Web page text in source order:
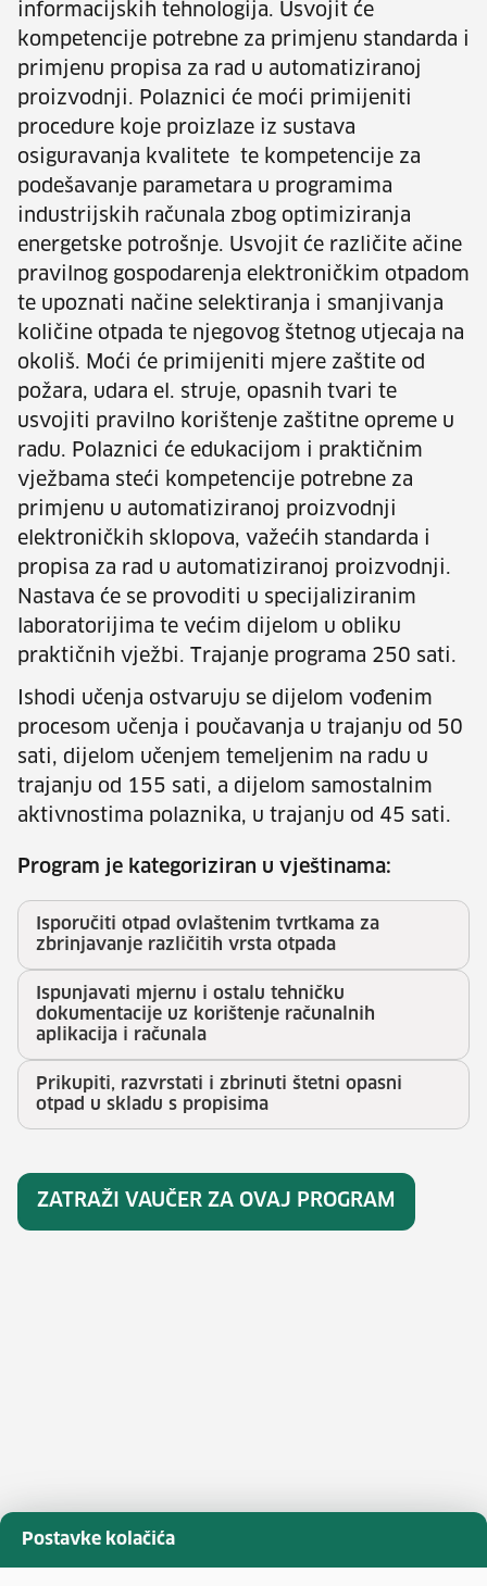
Postavke kolačića
informacijskih tehnologija. Usvojit će
kompetencije potrebne za primjenu standarda i
primjenu propisa za rad u automatiziranoj
proizvodnji. Polaznici će moći primijeniti
procedure koje proizlaze iz sustava
osiguravanja kvalitete te kompetencije za
podešavanje parametara u programima
industrijskih računala zbog optimiziranja
energetske potrošnje. Usvojit će različite ačine
pravilnog gospodarenja elektroničkim otpadom
te upoznati načine selektiranja i smanjivanja
količine otpada te njegovog štetnog utjecaja na
okoliš. Moći će primijeniti mjere zaštite od
požara, udara el. struje, opasnih tvari te
usvojiti pravilno korištenje zaštitne opreme u
radu. Polaznici će edukacijom i praktičnim
vježbama steći kompetencije potrebne za
primjenu u automatiziranoj proizvodnji
elektroničkih sklopova, važećih standarda i
propisa za rad u automatiziranoj proizvodnji.
Nastava će se provoditi u specijaliziranim
laboratorijima te većim dijelom u obliku
praktičnih vježbi. Trajanje programa 250 sati.
Ishodi učenja ostvaruju se dijelom vođenim
procesom učenja i poučavanja u trajanju od 50
sati, dijelom učenjem temeljenim na radu u
trajanju od 155 sati, a dijelom samostalnim
aktivnostima polaznika, u trajanju od 45 sati.
Program je kategoriziran u vještinama:
Isporučiti otpad ovlaštenim tvrtkama za
zbrinjavanje različitih vrsta otpada
Ispunjavati mjernu i ostalu tehničku
dokumentacije uz korištenje računalnih
aplikacija i računala
Prikupiti, razvrstati i zbrinuti štetni opasni
otpad u skladu s propisima
ZATRAŽI VAUČER ZA OVAJ PROGRAM